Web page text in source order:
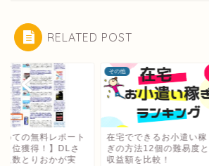
RELATED POST
めての無料レポート
１位獲得！】DLさ
人数とりおかが実
その他
在宅でできるお小遣い稼
ぎの方法12個の難易度と
収益額を比較！